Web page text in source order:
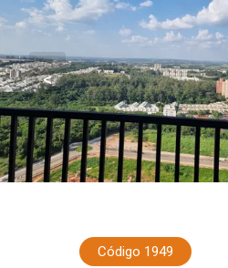
<
Código 1949